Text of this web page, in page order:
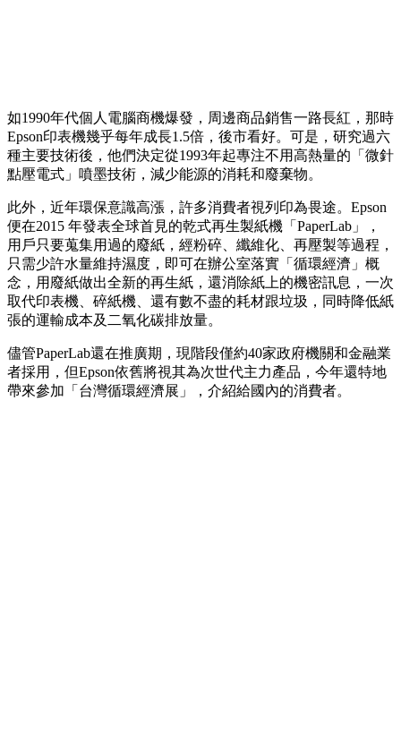
如1990年代個人電腦商機爆發，周邊商品銷售一路長紅，那時
Epson印表機幾乎每年成長1.5倍，後市看好。可是，研究過六
種主要技術後，他們決定從1993年起專注不用高熱量的「微針
點壓電式」噴墨技術，減少能源的消耗和廢棄物。
此外，近年環保意識高漲，許多消費者視列印為畏途。Epson
便在2015 年發表全球首見的乾式再生製紙機「PaperLab」，
用戶只要蒐集用過的廢紙，經粉碎、纖維化、再壓製等過程，
只需少許水量維持濕度，即可在辦公室落實「循環經濟」概
念，用廢紙做出全新的再生紙，還消除紙上的機密訊息，一次
取代印表機、碎紙機、還有數不盡的耗材跟垃圾，同時降低紙
張的運輸成本及二氧化碳排放量。
儘管PaperLab還在推廣期，現階段僅約40家政府機關和金融業
者採用，但Epson依舊將視其為次世代主力產品，今年還特地
帶來參加「台灣循環經濟展」，介紹給國內的消費者。